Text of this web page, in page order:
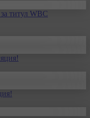
титул WBC